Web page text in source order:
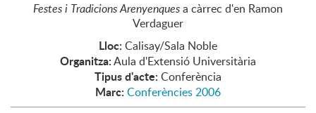
Festes i Tradicions Arenyenquesa càrrec d'en Ramon
Verdaguer
Lloc: Calisay/Sala Noble
Organitza:Aula d'Extensió Universitària
Tipus d'acte: Conferència
Marc: Conferències 2006